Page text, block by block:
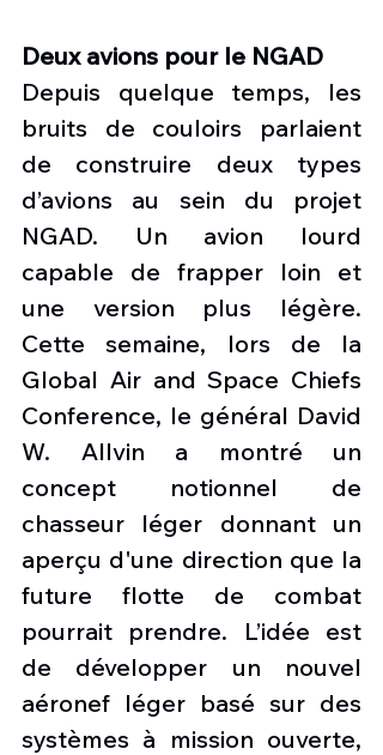
Deux avions pour le NGAD
Depuis quelque temps, les
bruits de couloirs parlaient
de construire deux types
d’avions au sein du projet
NGAD. Un avion lourd
capable de frapper loin et
une version plus légère.
Cette semaine, lors de la
Global Air and Space Chiefs
Conference, le général David
W. Allvin a montré un
concept notionnel de
chasseur léger donnant un
aperçu d'une direction que la
future flotte de combat
pourrait prendre. L’idée est
de développer un nouvel
aéronef léger basé sur des
systèmes à mission ouverte,